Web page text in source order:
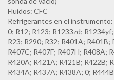
Fluidos: CFC
Refrigerantes en el instrumento:
0; R12; R123; R1233zd;
R23; R290; R32; R401A;
R407C; R407F; R407H; R408A;
R420A; R421A; R421B; R422B;
R434A; R437A; R438A; 0;